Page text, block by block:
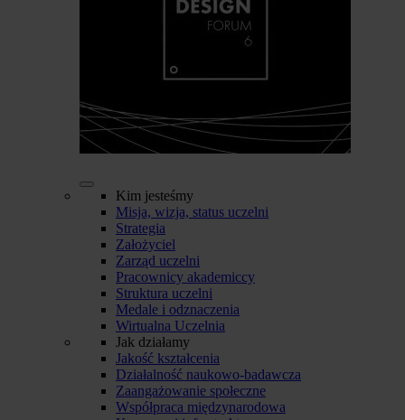
Kim jesteśmy
Misja, wizja, status uczelni
Strategia
Założyciel
Zarząd uczelni
Pracownicy akademiccy
Struktura uczelni
Medale i odznaczenia
Wirtualna Uczelnia
Jak działamy
Jakość kształcenia
Działalność naukowo-badawcza
Zaangażowanie społeczne
Współpraca międzynarodowa